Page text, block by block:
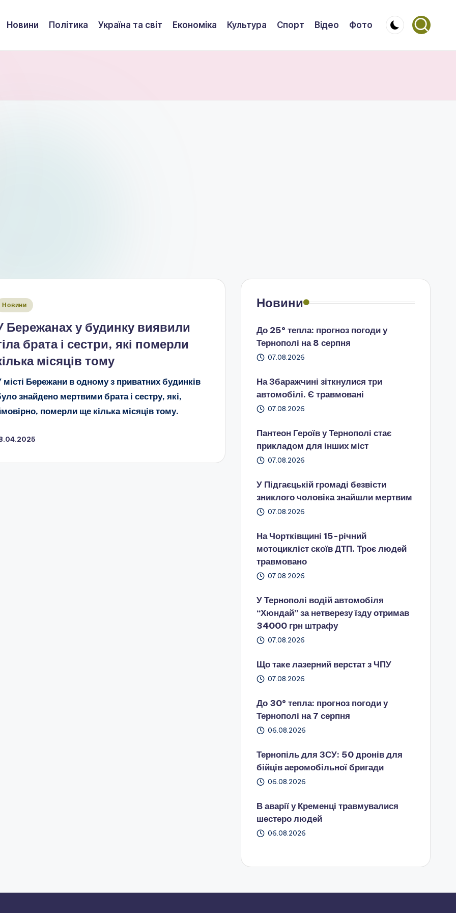
Новини Політика Україна та світ Економіка Культура Спорт Відео Фото
Новини
Бережанах у будинку виявили
брата і сестри, які померли
місяців тому
місті Бережани в одному з приватних будинків
знайдено мертвими брата і сестру, які,
померли ще кілька місяців тому.
Новини
До 25° тепла: прогноз погоди у
Тернополі на 8 серпня
07.08.2026
На Збаражчині зіткнулися три
автомобілі. Є травмовані
07.08.2026
Пантеон Героїв у Тернополі стає
прикладом для інших міст
07.08.2026
У Підгаєцькій громаді безвісти
зниклого чоловіка знайшли мертвим
07.08.2026
На Чортківщині 15-річний
мотоцикліст скоїв ДТП. Троє людей
травмовано
07.08.2026
У Тернополі водій автомобіля
“Хюндай” за нетверезу їзду отримав
34000 грн штрафу
07.08.2026
Що таке лазерний верстат з ЧПУ
07.08.2026
До 30° тепла: прогноз погоди у
Тернополі на 7 серпня
06.08.2026
Тернопіль для ЗСУ: 50 дронів для
бійців аеромобільної бригади
06.08.2026
В аварії у Кременці травмувалися
шестеро людей
06.08.2026